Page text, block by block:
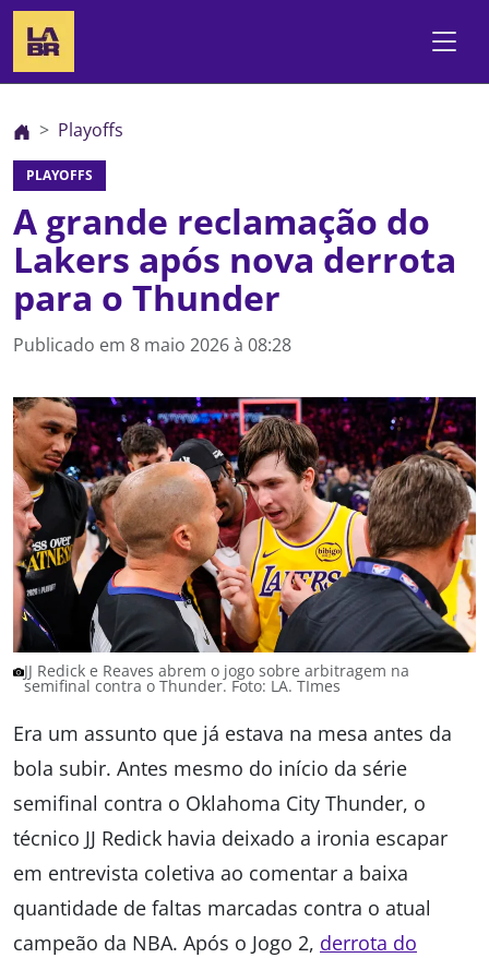
Playoffs
PLAYOFFS
A grande reclamação do
Lakers após nova derrota
para o Thunder
Publicado em 8 maio 2026 à 08:28
JJ Redick e Reaves abrem o jogo sobre arbitragem na
semifinal contra o Thunder. Foto: LA. TImes
Era um assunto que já estava na mesa antes da
bola subir. Antes mesmo do início da série
semifinal contra o Oklahoma City Thunder, o
técnico JJ Redick havia deixado a ironia escapar
em entrevista coletiva ao comentar a baixa
quantidade de faltas marcadas contra o atual
campeão da NBA. Após o Jogo 2, derrota do